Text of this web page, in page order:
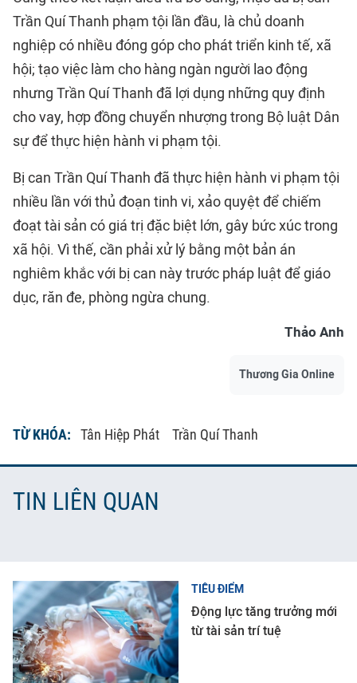
Trần Quí Thanh phạm tội lần đầu, là chủ doanh
nghiệp có nhiều đóng góp cho phát triển kinh tế, xã
hội; tạo việc làm cho hàng ngàn người lao động
nhưng Trần Quí Thanh đã lợi dụng những quy định
cho vay, hợp đồng chuyển nhượng trong Bộ luật Dân
sự để thực hiện hành vi phạm tội.
Bị can Trần Quí Thanh đã thực hiện hành vi phạm tội
nhiều lần với thủ đoạn tinh vi, xảo quyệt để chiếm
đoạt tài sản có giá trị đặc biệt lớn, gây bức xúc trong
xã hội. Vì thế, cần phải xử lý bằng một bản án
nghiêm khắc với bị can này trước pháp luật để giáo
dục, răn đe, phòng ngừa chung.
Thảo Anh
Thương Gia Online
TỪ KHÓA: Tân Hiệp Phát Trần Quí Thanh
TIN LIÊN QUAN
TIÊU ĐIỂM
Động lực tăng trưởng mới
từ tài sản trí tuệ